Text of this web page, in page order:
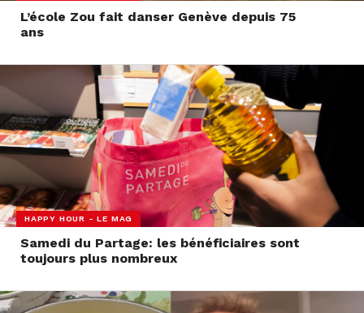
L’école Zou fait danser Genève depuis 75
ans
HAPPY HOUR - LE MAG
Samedi du Partage: les bénéficiaires sont
toujours plus nombreux